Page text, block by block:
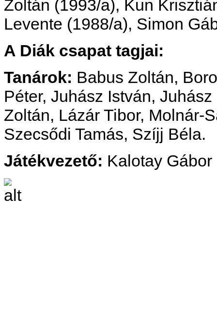
Zoltán (1993/a), Kun
Levente (1988/a), Simon
A Diák csapat tagjai:
Tanárok: Babus Zoltán,
Péter, Juhász István,
Zoltán, Lázár Tibor, Molnár-
Szecsődi Tamás, Szíjj Béla.
Játékvezető: Kalotay Gábor